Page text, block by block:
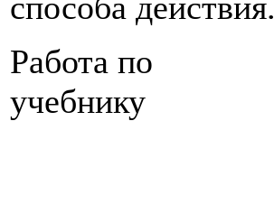
Работа по
учебнику